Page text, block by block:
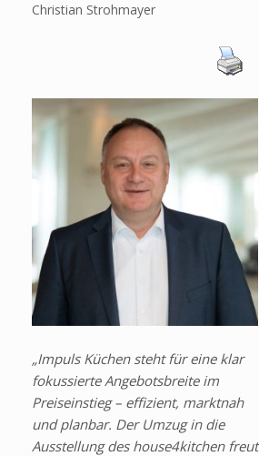
Christian Strohmayer
„Impuls Küchen steht für eine klar
fokussierte Angebotsbreite im
Preiseinstieg – effizient, marktnah
und planbar. Der Umzug in die
Ausstellung des house4kitchen freut